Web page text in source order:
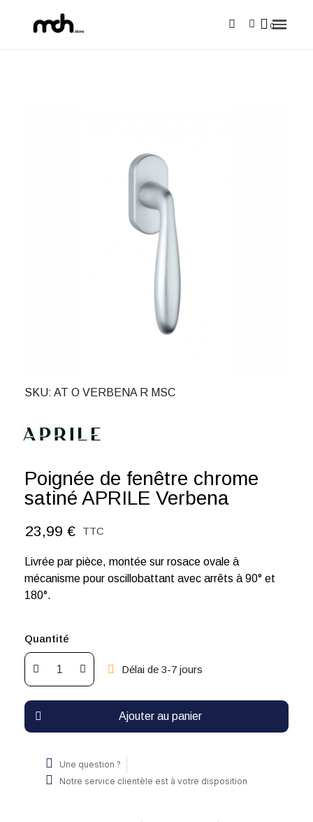
SKU AT O VERBENA R MSC
Poignée de fenêtre chrome
satiné APRILE Verbena
23,99 € TTC
Livrée par pièce, montée sur rosace ovale à
mécanisme pour oscillobattant avec arrêts à 90° et
180°.
Quantité
Délai de 3-7 jours
Ajouter au panier
Une question ?
Notre service clientèle est à votre disposition